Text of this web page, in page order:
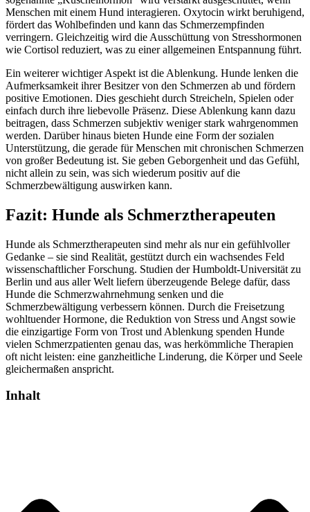
Menschen mit einem Hund interagieren. Oxytocin wirkt beruhigend,
fördert das Wohlbefinden und kann das Schmerzempfinden
verringern. Gleichzeitig wird die Ausschüttung von Stresshormonen
wie Cortisol reduziert, was zu einer allgemeinen Entspannung führt.
Ein weiterer wichtiger Aspekt ist die Ablenkung. Hunde lenken die
Aufmerksamkeit ihrer Besitzer von den Schmerzen ab und fördern
positive Emotionen. Dies geschieht durch Streicheln, Spielen oder
einfach durch ihre liebevolle Präsenz. Diese Ablenkung kann dazu
beitragen, dass Schmerzen subjektiv weniger stark wahrgenommen
werden. Darüber hinaus bieten Hunde eine Form der sozialen
Unterstützung, die gerade für Menschen mit chronischen Schmerzen
von großer Bedeutung ist. Sie geben Geborgenheit und das Gefühl,
nicht allein zu sein, was sich wiederum positiv auf die
Schmerzbewältigung auswirken kann.
Fazit: Hunde als Schmerztherapeuten
Hunde als Schmerztherapeuten sind mehr als nur ein gefühlvoller
Gedanke – sie sind Realität, gestützt durch ein wachsendes Feld
wissenschaftlicher Forschung. Studien der Humboldt-Universität zu
Berlin und aus aller Welt liefern überzeugende Belege dafür, dass
Hunde die Schmerzwahrnehmung senken und die
Schmerzbewältigung verbessern können. Durch die Freisetzung
wohltuender Hormone, die Reduktion von Stress und Angst sowie
die einzigartige Form von Trost und Ablenkung spenden Hunde
vielen Schmerzpatienten genau das, was herkömmliche Therapien
oft nicht leisten: eine ganzheitliche Linderung, die Körper und Seele
gleichermaßen anspricht.
Inhalt